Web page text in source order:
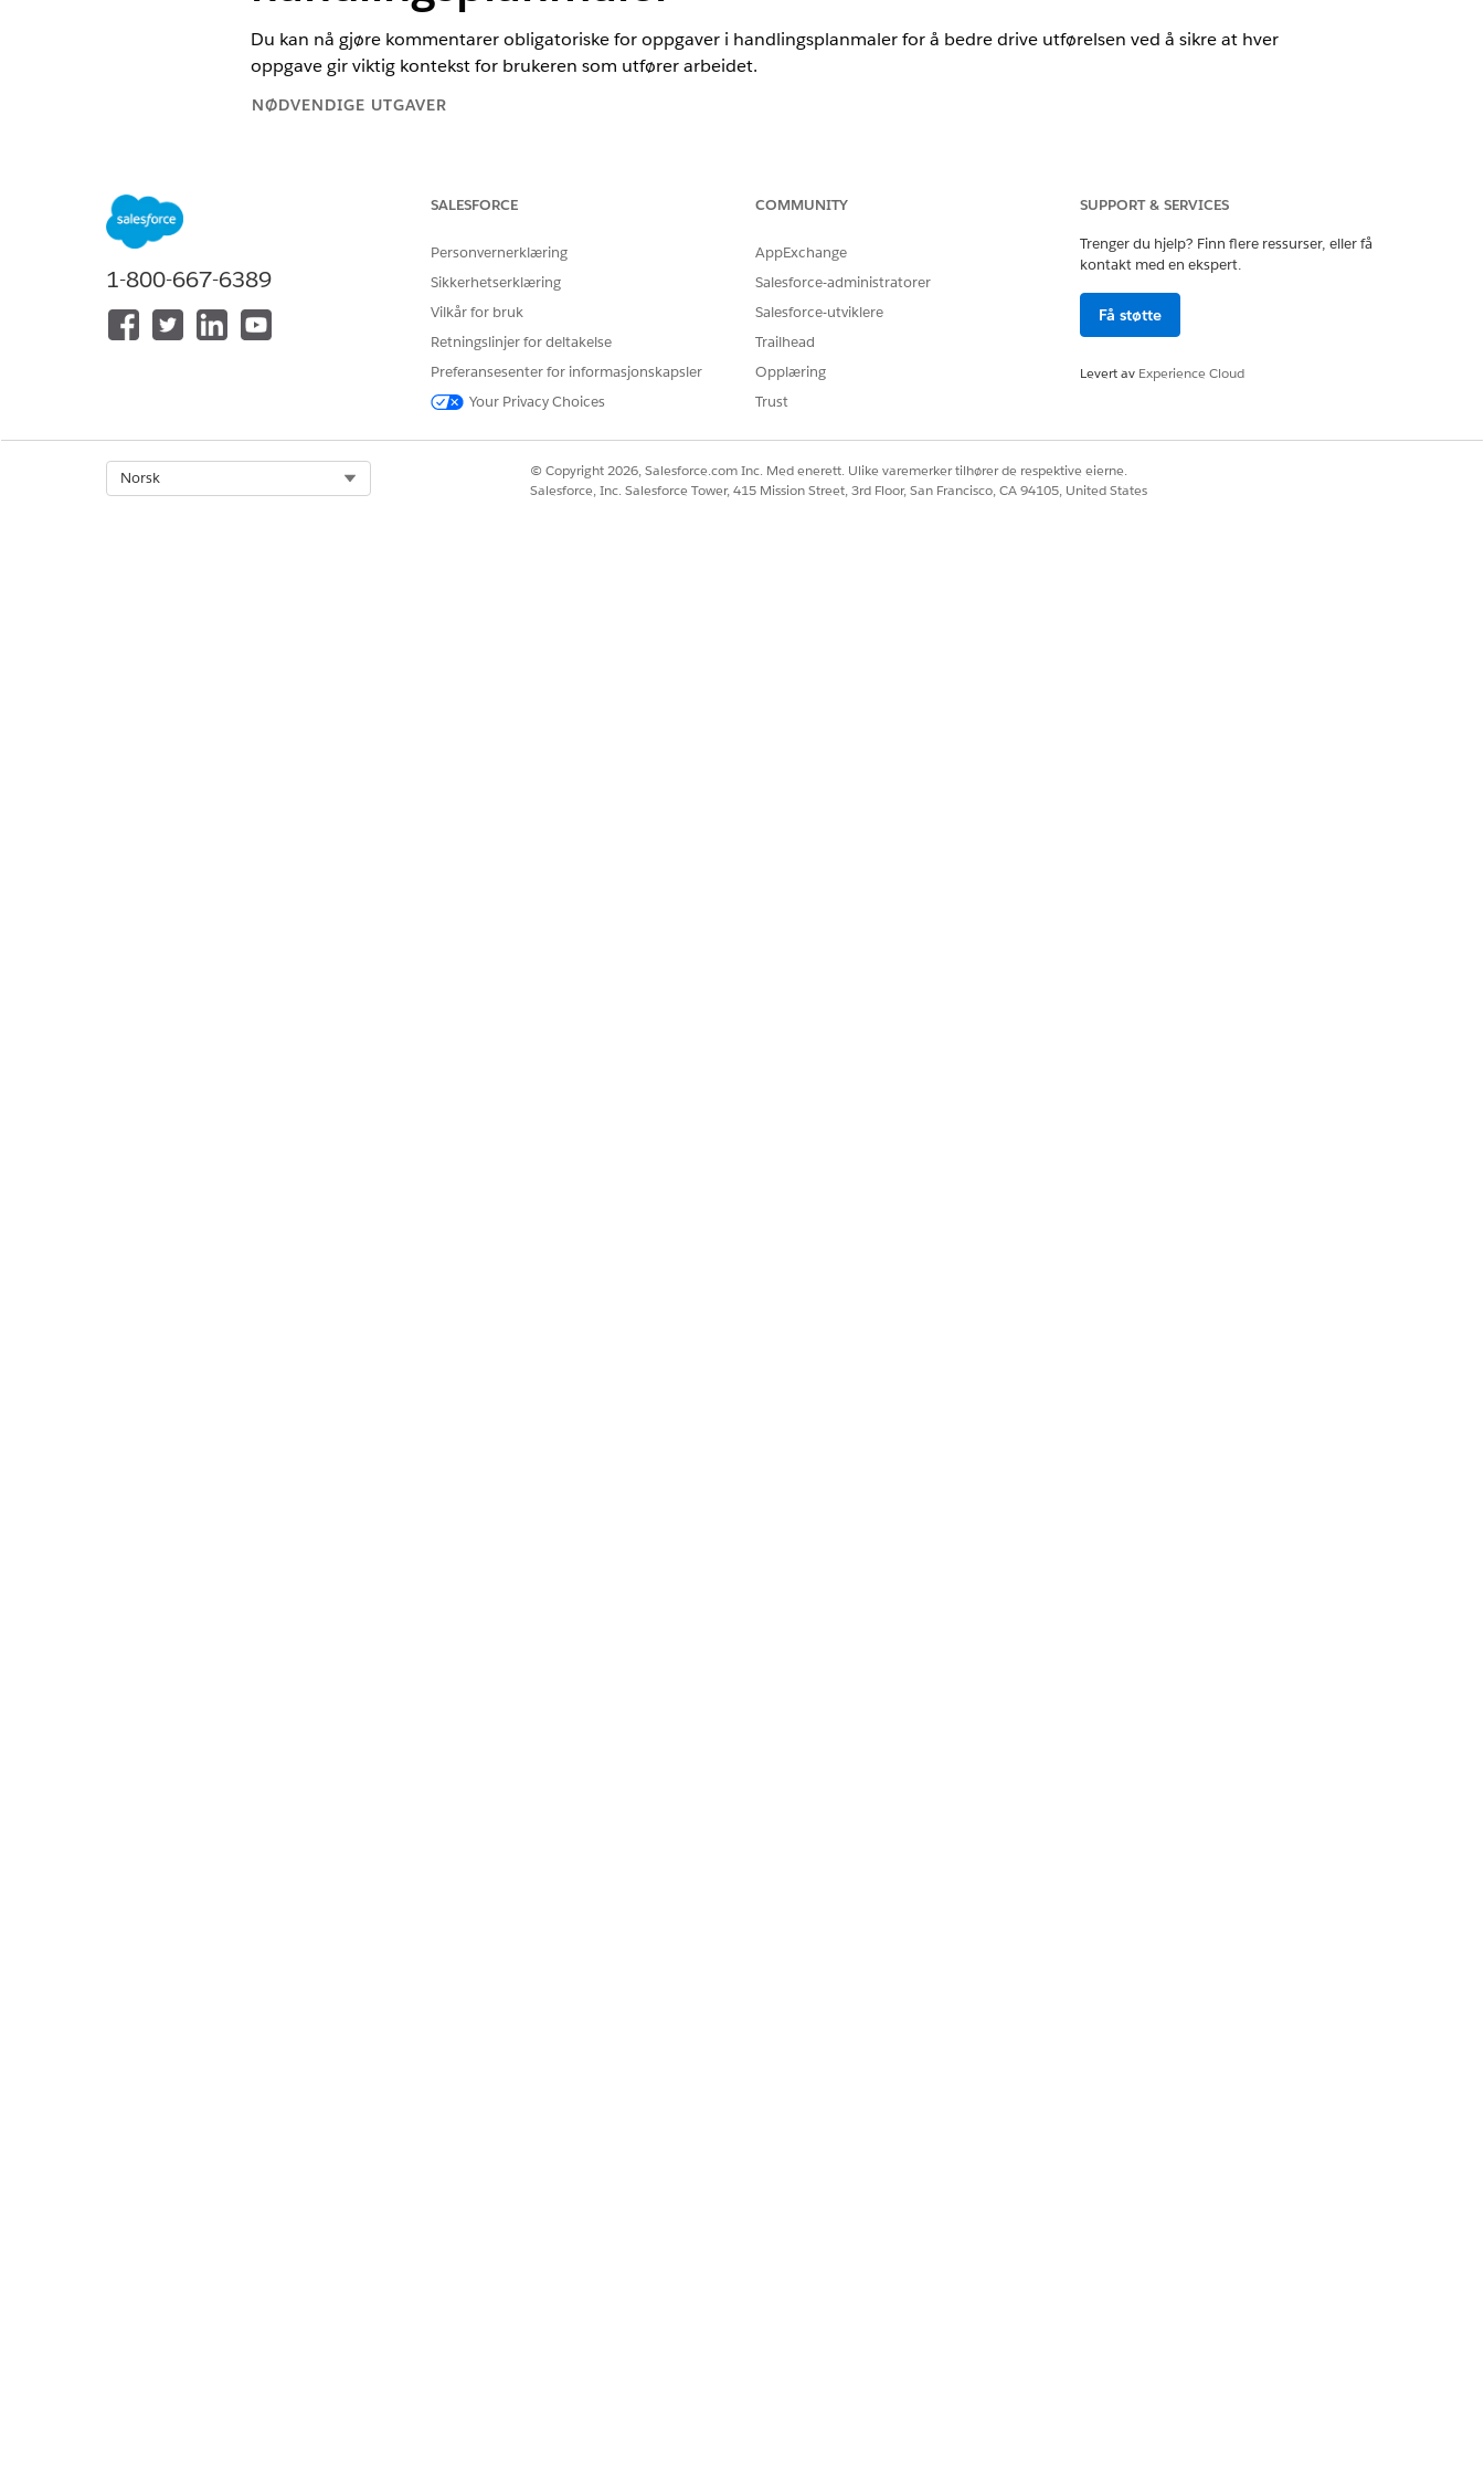
Du kan nå gjøre kommentarer obligatoriske for oppgaver i handlingsplanmaler for å bedre drive utførelsen ved å sikre at hver
oppgave gir viktig kontekst for brukeren som utfører arbeidet.
NØDVENDIGE UTGAVER
Tilgjengelig i Automotive Cloud, Consumer Goods Cloud, Education Cloud, Financial Services Cloud, Government Cloud med Lightning
NØDVENDIGE BRUKERTILLATELSER
For å konfigurere handlingsplaner:
Handlingsplaner-tillatelsessettet
ELLER
Endre alle data
Skriv innhandlingsplani Hurtigsøk-feltet i Oppsett, og velg deretterInnstillinger for handlingsplan.
VelgKreve kommentarer for handlingsplanoppgaver
1-800-667-6389
SALESFORCE
Personvernerklæring
Sikkerhetserklæring
Vilkår for bruk
Retningslinjer for deltakelse
Preferansesenter for informasjonskapsler
Your Privacy Choices
COMMUNITY
AppExchange
Salesforce-administratorer
Salesforce-utviklere
Trailhead
Opplæring
Trust
SUPPORT & SERVICES
Trenger du hjelp? Finn flere ressurser, eller få
kontakt med en ekspert.
Få støtte
Levert av Experience Cloud
Norsk
© Copyright 2026, Salesforce.com Inc. Med enerett. Ulike varemerker tilhører de respektive eierne.
Salesforce, Inc. Salesforce Tower, 415 Mission Street, 3rd Floor, San Francisco, CA 94105, United States